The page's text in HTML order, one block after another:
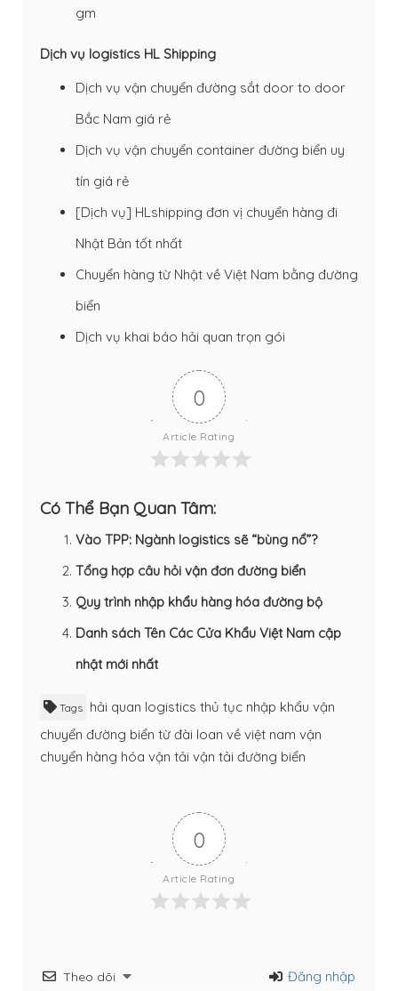
gm
Dịch vụ logistics HL Shipping
Dịch vụ vận chuyển đường sắt door to door
Bắc Nam giá rẻ
Dịch vụ vận chuyển container đường biển uy
tín giá rẻ
[Dịch vụ] HLshipping đơn vị chuyển hàng đi
Nhật Bản tốt nhất
Chuyển hàng từ Nhật về Việt Nam bằng đường
biển
Dịch vụ khai báo hải quan trọn gói
0
Article Rating
Có Thể Bạn Quan Tâm:
Vào TPP: Ngành logistics sẽ “bùng nổ”?
Tổng hợp câu hỏi vận đơn đường biển
Quy trình nhập khẩu hàng hóa đường bộ
Danh sách Tên Các Cửa Khẩu Việt Nam cập
nhật mới nhất
Tags hải quan logistics thủ tục nhập khẩu vận
chuyển đường biển từ đài loan về việt nam vận
chuyển hàng hóa vận tải vận tải đường biển
0
Article Rating
Theo dõi Đăng nhập